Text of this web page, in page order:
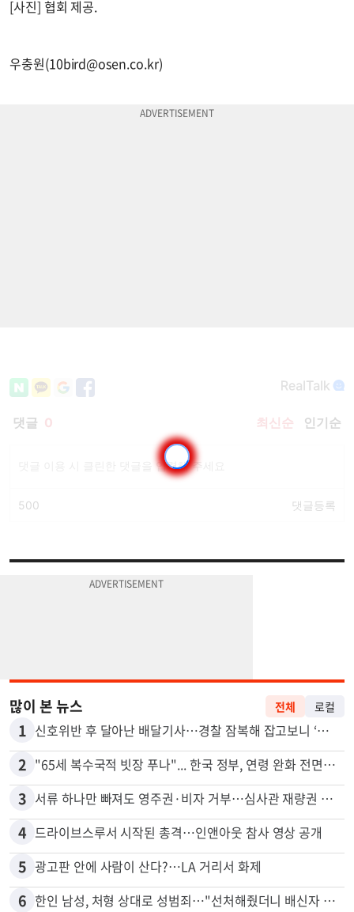
[사진] 협회 제공.
우충원(10bird@osen.co.kr)
많이 본 뉴스 전체 로컬
1 신호위반 후 달아난 배달기사…경찰 잠복해 잡고보니 ‘반전’
2 "65세 복수국적 빗장 푸나"... 한국 정부, 연령 완화 전면 추진
3 서류 하나만 빠져도 영주권·비자 거부…심사관 재량권 대폭 확대
4 드라이브스루서 시작된 총격…인앤아웃 참사 영상 공개
5 광고판 안에 사람이 산다?…LA 거리서 화제
6 한인 남성, 처형 상대로 성범죄…"선처해줬더니 배신자 취급"